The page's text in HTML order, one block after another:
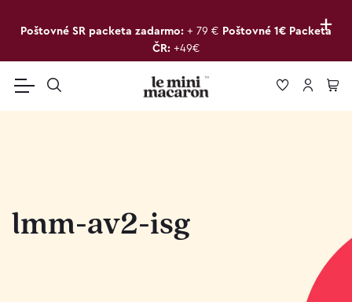
+
Poštovné SR packeta zadarmo: + 79 € Poštovné 1€ Packeta
ČR: +49€
lmm-av2-isg